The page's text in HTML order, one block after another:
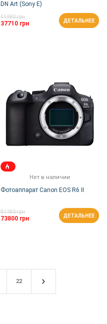
DN Art (Sony E)
41480 грн
37710 грн ДЕТАЛЬНЕЕ
Нет в наличии
Фотоаппарат Canon EOS R6 II
81180 грн
73800 грн ДЕТАЛЬНЕЕ
22